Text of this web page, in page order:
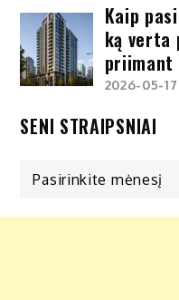
Kaip
ką
priimant
2026-05-17
SENI STRAIPSNIAI